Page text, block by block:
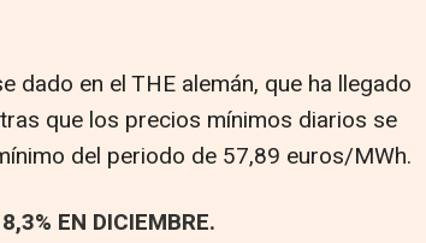
dado en el THE alemán, que ha llegado
que los precios mínimos diarios se
del periodo de 57,89 euros/MWh.
EN DICIEMBRE.